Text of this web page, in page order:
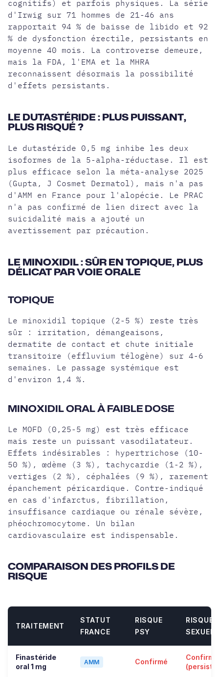
cognitifs) et parfois physiques. La série
d'Irwig sur 71 hommes de 21-46 ans
rapportait 94 % de baisse de libido et 92
% de dysfonction érectile, persistants en
moyenne 40 mois. La controverse demeure,
mais la FDA, l'EMA et la MHRA
reconnaissent désormais la possibilité
d'effets persistants.
LE DUTASTÉRIDE : PLUS PUISSANT,
PLUS RISQUÉ ?
Le dutastéride 0,5 mg inhibe les deux
isoformes de la 5-alpha-réductase. Il est
plus efficace selon la méta-analyse 2025
(Gupta, J Cosmet Dermatol), mais n'a pas
d'AMM en France pour l'alopécie. Le PRAC
n'a pas confirmé de lien direct avec la
suicidalité mais a ajouté un
avertissement par précaution.
LE MINOXIDIL : SÛR EN TOPIQUE, PLUS
DÉLICAT PAR VOIE ORALE
TOPIQUE
Le minoxidil topique (2-5 %) reste très
sûr : irritation, démangeaisons,
dermatite de contact et chute initiale
transitoire (effluvium télogène) sur 4-6
semaines. Le passage systémique est
d'environ 1,4 %.
MINOXIDIL ORAL À FAIBLE DOSE
Le MOFD (0,25-5 mg) est très efficace
mais reste un puissant vasodilatateur.
Effets indésirables : hypertrichose (10-
50 %), œdème (3 %), tachycardie (1-2 %),
vertiges (2 %), céphalées (9 %), rarement
épanchement péricardique. Contre-indiqué
en cas d'infarctus, fibrillation,
insuffisance cardiaque ou rénale sévère,
phéochromocytome. Un bilan
cardiovasculaire est indispensable.
COMPARAISON DES PROFILS DE
RISQUE
TRAITEMENT
STATUT
FRANCE
RISQUE
PSY
RISQUE
SEXUEL
Finastéride
oral 1 mg
AMM Confirmé
Confirmé